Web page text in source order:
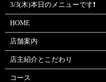
3/3(木)本日のメニューです❗
HOME
店舗案内
店主紹介とこだわり
コース